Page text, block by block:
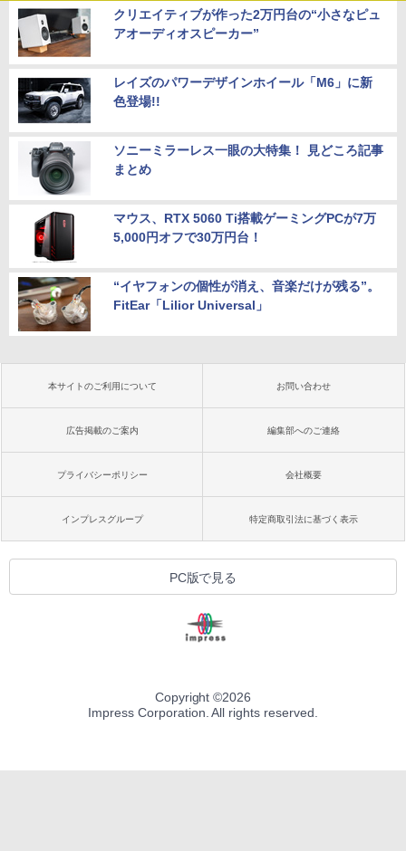
クリエイティブが作った2万円台の“小さなピュ
アオーディオスピーカー”
レイズのパワーデザインホイール「M6」に新
色登場!!
ソニーミラーレス一眼の大特集！ 見どころ記事
まとめ
マウス、RTX 5060 Ti搭載ゲーミングPCが7万
5,000円オフで30万円台！
“イヤフォンの個性が消え、音楽だけが残る”。
FitEar「Lilior Universal」
本サイトのご利用について お問い合わせ
広告掲載のご案内 編集部へのご連絡
プライバシーポリシー 会社概要
インプレスグループ 特定商取引法に基づく表示
PC版で見る
Copyright ©2026
Impress Corporation. All rights reserved.